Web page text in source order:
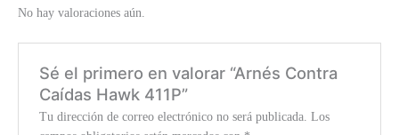
No hay valoraciones aún.
Sé el primero en valorar “Arnés Contra
Caídas Hawk 411P”
Tu dirección de correo electrónico no será publicada. Los